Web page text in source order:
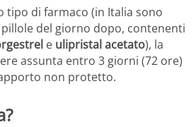
tipo di farmaco (in Italia sono
del giorno dopo, contenenti
e ulipristal acetato), la
assunta entro 3 giorni (72 ore)
non protetto.